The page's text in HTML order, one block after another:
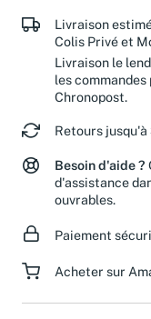
Livraison
Colis Privé et
Livraison le
les commandes
Chronopost.
Retours
Besoin d'aide ?
d'assistance
ouvrables.
Paiement
Acheter sur